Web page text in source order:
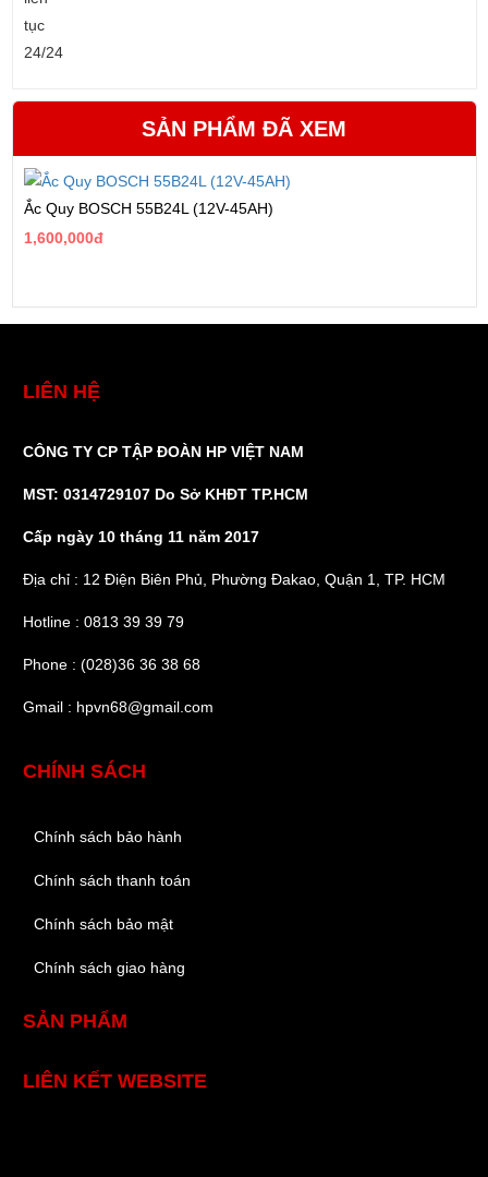
SẢN PHẨM ĐÃ XEM
Ắc Quy BOSCH 55B24L (12V-45AH)
1,600,000đ
LIÊN HỆ
CÔNG TY CP TẬP ĐOÀN HP VIỆT NAM
MST: 0314729107 Do Sở KHĐT TP.HCM
Cấp ngày 10 tháng 11 năm 2017
Địa chỉ : 12 Điện Biên Phủ, Phường Đakao, Quận 1, TP. HCM
Hotline : 0813 39 39 79
Phone : (028)36 36 38 68
Gmail : hpvn68@gmail.com
CHÍNH SÁCH
Chính sách bảo hành
Chính sách thanh toán
Chính sách bảo mật
Chính sách giao hàng
SẢN PHẨM
LIÊN KẾT WEBSITE